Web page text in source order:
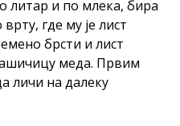
литар и по млека, бира
где му је лист
брсти и лист
меда. Првим
личи на далеку